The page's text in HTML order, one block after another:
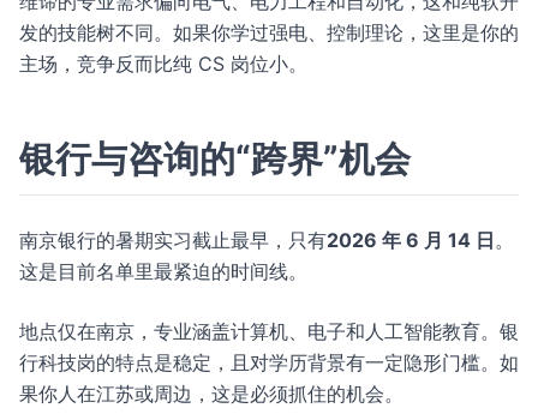
发的技能树不同。如果你学过强电、控制理论，这里是你的
主场，竞争反而比纯 CS 岗位小。
银行与咨询的“跨界”机会
南京银行的暑期实习截止最早，只有2026 年 6 月 14 日。
这是目前名单里最紧迫的时间线。
地点仅在南京，专业涵盖计算机、电子和人工智能教育。银
行科技岗的特点是稳定，且对学历背景有一定隐形门槛。如
果你人在江苏或周边，这是必须抓住的机会。